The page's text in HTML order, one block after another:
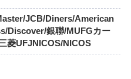
JCB/Diners/American
Discover/銀聯/MUFGカー
菱UFJNICOS/NICOS